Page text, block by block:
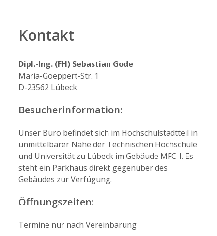
Kontakt
Dipl.-Ing. (FH) Sebastian Gode
Maria-Goeppert-Str. 1
D-23562 Lübeck
Besucherinformation:
Unser Büro befindet sich im Hochschulstadtteil in
unmittelbarer Nähe der Technischen Hochschule
und Universität zu Lübeck im Gebäude MFC-I. Es
steht ein Parkhaus direkt gegenüber des
Gebäudes zur Verfügung.
Öffnungszeiten:
Termine nur nach Vereinbarung